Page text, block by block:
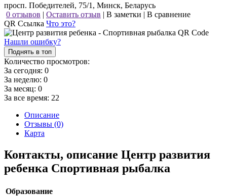
просп. Победителей, 75/1, Минск, Беларусь
0 отзывов | Оставить отзыв | В заметки | В сравнение
QR Ссылка Что это?
Нашли ошибку?
Поднять в топ
Количество просмотров:
За сегодня: 0
За неделю: 0
За месяц: 0
За все время: 22
Описание
Отзывы (0)
Карта
Контакты, описание Центр развития
ребенка Спортивная рыбалка
Образование